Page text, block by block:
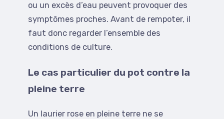
ou un excès d’eau peuvent provoquer des
symptômes proches. Avant de rempoter, il
faut donc regarder l’ensemble des
conditions de culture.
Le cas particulier du pot contre la
pleine terre
Un laurier rose en pleine terre ne se